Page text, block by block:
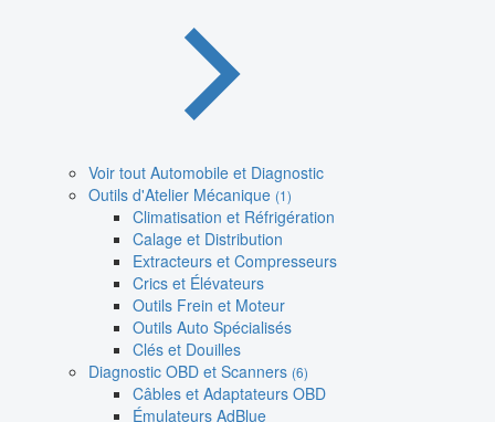
Voir tout Automobile et Diagnostic
Outils d'Atelier Mécanique (1)
Climatisation et Réfrigération
Calage et Distribution
Extracteurs et Compresseurs
Crics et Élévateurs
Outils Frein et Moteur
Outils Auto Spécialisés
Clés et Douilles
Diagnostic OBD et Scanners (6)
Câbles et Adaptateurs OBD
Émulateurs AdBlue